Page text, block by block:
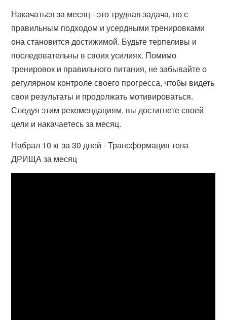
Накачаться за месяц - это трудная задача, но с
правильным подходом и усердными тренировками
она становится достижимой. Будьте терпеливы и
последовательны в своих усилиях. Помимо
тренировок и правильного питания, не забывайте о
регулярном контроле своего прогресса, чтобы видеть
свои результаты и продолжать мотивироваться.
Следуя этим рекомендациям, вы достигнете своей
цели и накачаетесь за месяц.
Набрал 10 кг за 30 дней - Трансформация тела
ДРИЩА за месяц